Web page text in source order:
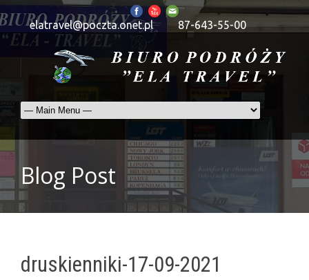
elatravel@poczta.onet.pl 87-643-55-00
Blog Post
druskienniki-17-09-2021